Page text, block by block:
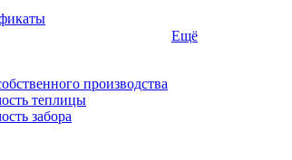
производства
теплицы
забора
Ещё